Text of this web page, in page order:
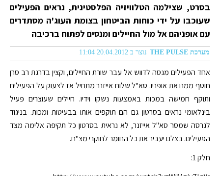
בסרט, שצילמה הטלוויזיה הפלסטינית, נראים הפעילים
שעוכבו על ידי כוחות הביטחון בצומת העוג'ה מסתדרים
עם אופניהם אל מול החיילים ומנסים לפתוח ברכיבה
מערכת THE PULSE נוצר ב 20.04.2012 11:04
אחד הפעילים מנסה לדווש אל עבר שורת החיילים, וקצין בדרגת רב סרן
חוטף ממנו את אופניו. סא"ל שלום אייזנר מתחיל אז לצעוק על הפעילים
ותוקף חמישה במכות באמצעות נשקו וידיו. חיילים שעוצרים פעיל
בינלאומי נראים בסרטון גם הם תוקפים אותו בבעיטות ומכות. בניגוד
לגרסה שמסר סא"ל אייזנר, לא נראית בסרטון כל תקיפה אלימה מצד
הפעילים. בצלם יעביר את כל החומר לחוקרי מצ"ח.
חלק 1: